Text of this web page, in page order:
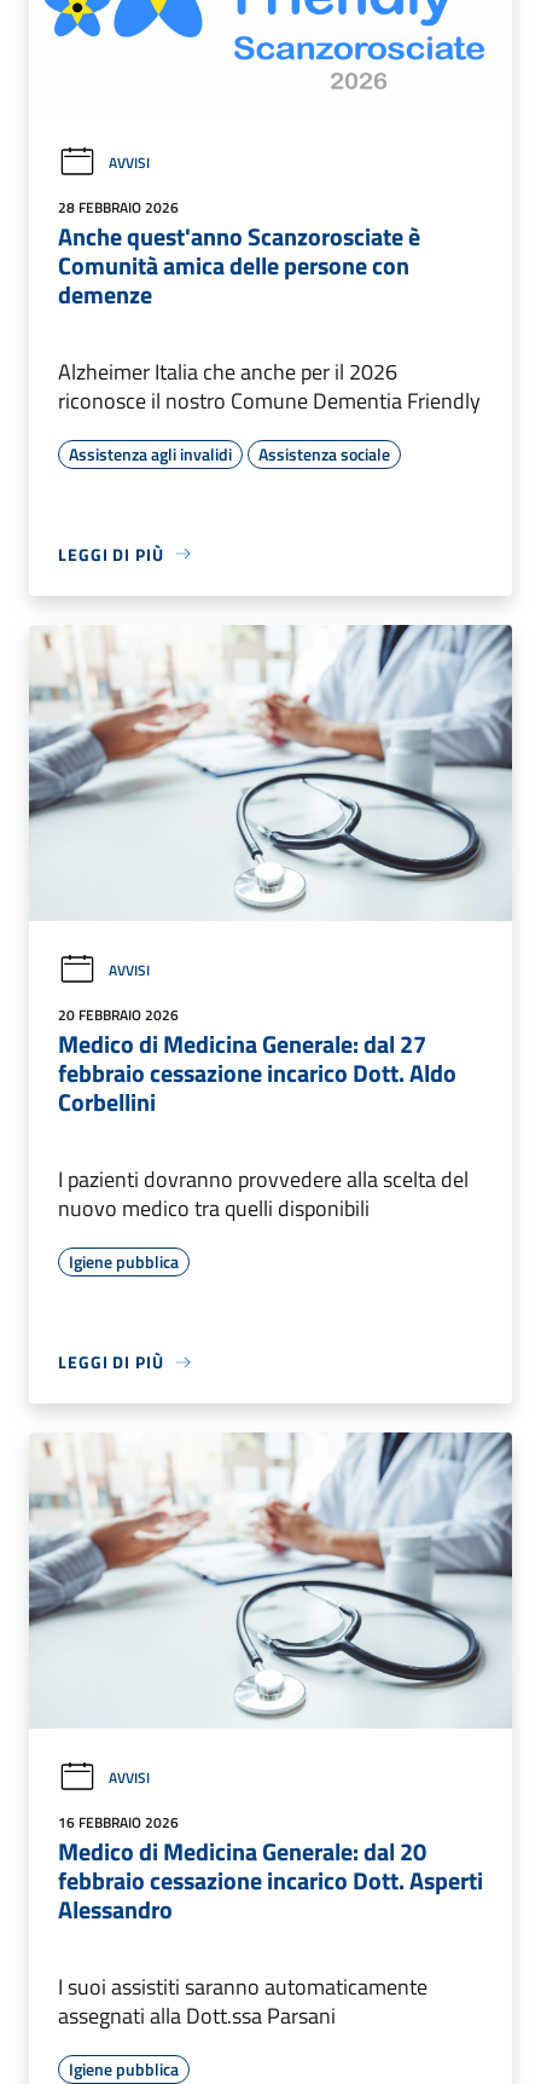
AVVISI
28 FEBBRAIO 2026
Anche quest'anno Scanzorosciate è
Comunità amica delle persone con
demenze
Alzheimer Italia che anche per il 2026
riconosce il nostro Comune Dementia Friendly
Assistenza agli invalidi Assistenza sociale
LEGGI DI PIÙ
AVVISI
20 FEBBRAIO 2026
Medico di Medicina Generale: dal 27
febbraio cessazione incarico Dott. Aldo
Corbellini
I pazienti dovranno provvedere alla scelta del
nuovo medico tra quelli disponibili
Igiene pubblica
LEGGI DI PIÙ
AVVISI
16 FEBBRAIO 2026
Medico di Medicina Generale: dal 20
febbraio cessazione incarico Dott. Asperti
Alessandro
I suoi assistiti saranno automaticamente
assegnati alla Dott.ssa Parsani
Igiene pubblica